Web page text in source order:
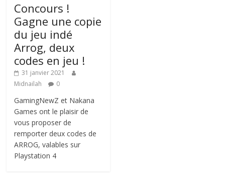
Concours !
Gagne une copie
du jeu indé
Arrog, deux
codes en jeu !
31 janvier 2021
Midnailah
0
GamingNewZ et Nakana
Games ont le plaisir de
vous proposer de
remporter deux codes de
ARROG, valables sur
Playstation 4